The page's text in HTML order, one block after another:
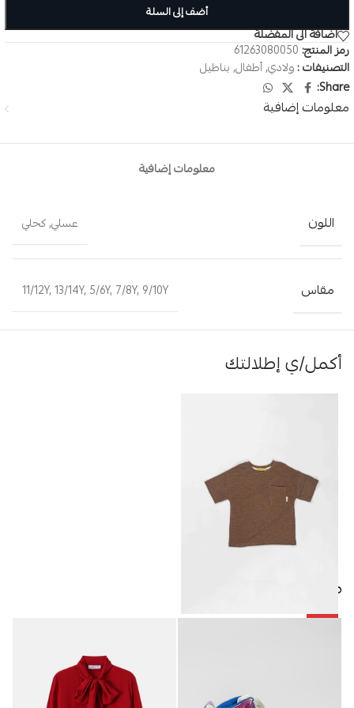
أضف إلى السلة
اضافة الى المفضلة
رمز المنتج: 61263080050
التصنيفات : ولادي,أطفال, بناطيل
Share:
معلومات إضافية
معلومات إضافية
اللون عسلي,كحلي
مقاس 11/12Y, 13/14Y, 5/6Y, 7/8Y, 9/10Y
أكمل/ي إطلالتك
منتجات مميزة